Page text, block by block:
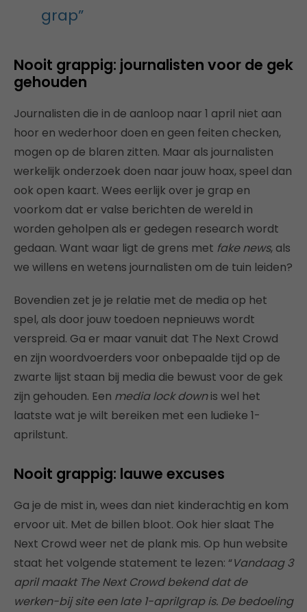
grap”
Nooit grappig: journalisten voor de gek
gehouden
Journalisten die in de aanloop naar 1 april niet aan
hoor en wederhoor doen en geen feiten checken,
mogen op de blaren zitten. Maar als journalisten
werkelijk onderzoek doen naar jouw hoax, speel dan
ook open kaart. Wees eerlijk over je grap en
voorkom dat er valse berichten de wereld in
worden geholpen als er gedegen research wordt
gedaan. Want waar ligt de grens met fake news, als
we willens en wetens journalisten om de tuin leiden?
Bovendien zet je je relatie met de media op het
spel, als door jouw toedoen nepnieuws wordt
verspreid. Ga er maar vanuit dat The Next Crowd
en zijn woordvoerders voor onbepaalde tijd op de
zwarte lijst staan bij media die bewust voor de gek
zijn gehouden. Een media lock downis wel het
laatste wat je wilt bereiken met een ludieke 1-
aprilstunt.
Nooit grappig: lauwe excuses
Ga je de mist in, wees dan niet kinderachtig en kom
ervoor uit. Met de billen bloot. Ook hier slaat The
Next Crowd weer net de plank mis. Op hun website
staat het volgende statement te lezen: “Vandaag 3
april maakt The Next Crowd bekend dat de
werken-bij site een late 1-aprilgrap is. De bedoeling